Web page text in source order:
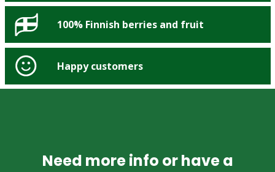
100% Finnish berries and fruit
Happy customers
Need more info or have a